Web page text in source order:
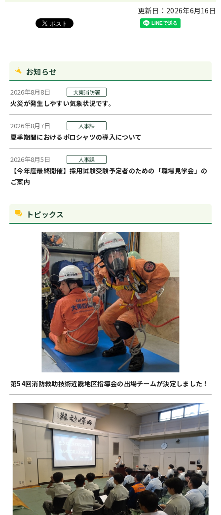
更新日： 2026年6月16日
お知らせ
2026年8月8日 大東消防署
火災が発生しやすい気象状況です。
2026年8月7日 人事課
夏季期間におけるポロシャツの導入について
2026年8月5日 人事課
【今年度最終開催】採用試験受験予定者のための「職場見学会」の
ご案内
トピックス
第54回消防救助技術近畿地区指導会の出場チームが決定しました！